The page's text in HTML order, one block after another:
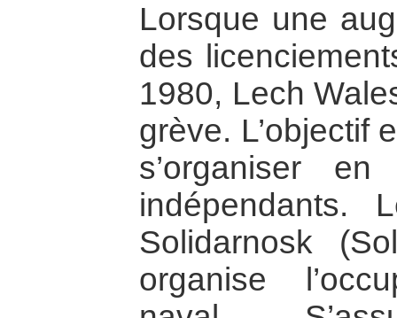
Lorsque une
des
1980, Lech
grève. L’objectif
s’organiser
indépendants.
Solidarnosk
organise